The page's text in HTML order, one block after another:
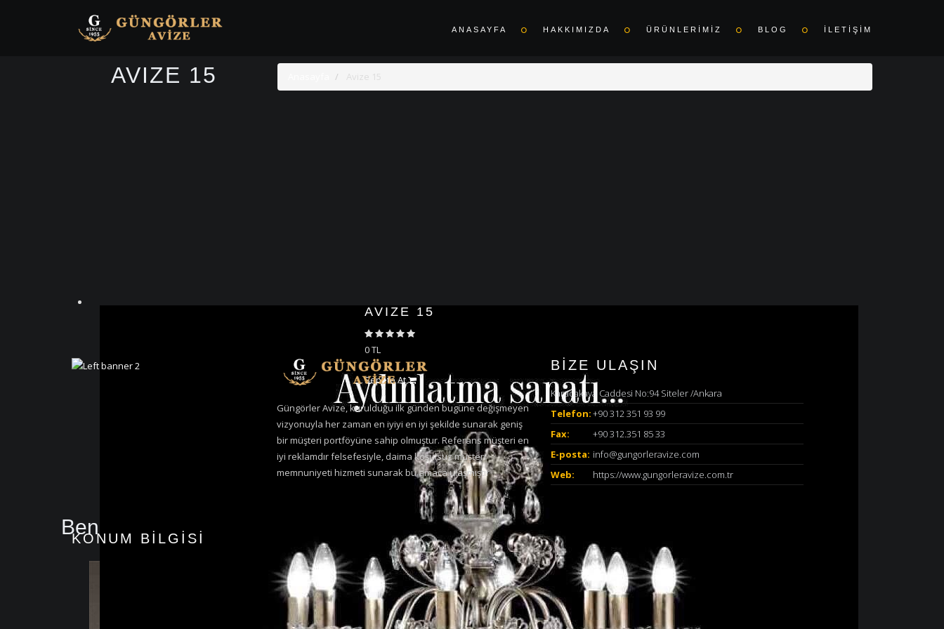
ANASAYFA HAKKIMIZDA ÜRÜNLERİMİZ BLOG İLETİŞİM
AVIZE 15 Avize 15
AVIZE 15
0 TL
Sepete At
Benzer Ürünler
Güngörler Avize, kurulduğu ilk günden bugüne değişmeyen
vizyonuyla her zaman en iyiyi en iyi şekilde sunarak geniş
bir müşteri portföyüne sahip olmuştur. Referans müşteri en
iyi reklamdır felsefesiyle, daima koşulsuz müşteri
memnuniyeti hizmeti sunarak bu amaca ulaşmıştır
BİZE ULAŞIN
Karacakaya Caddesi No:94 Siteler /Ankara
Telefon:+90 312 351 93 99
Fax:
+90 312.351 85 33
E-posta: info@gungorleravize.com
Web:
https://www.gungorleravize.com.tr
KONUM BİLGİSİ